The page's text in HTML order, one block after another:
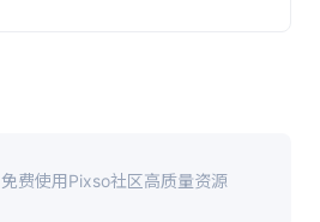
免费使用Pixso社区高质量资源